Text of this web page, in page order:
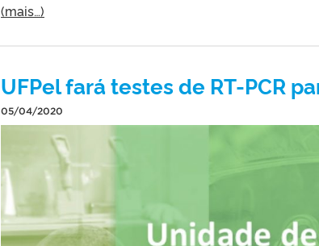
(mais…)
UFPel fará testes de RT-PCR
05/04/2020